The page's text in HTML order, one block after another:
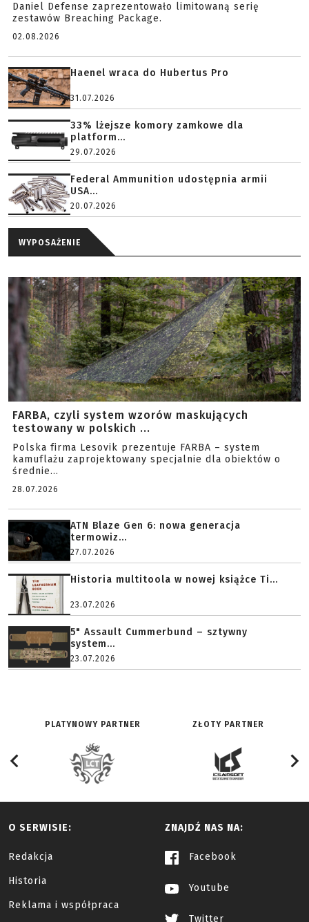
Daniel Defense zaprezentowało limitowaną serię
zestawów Breaching Package.
02.08.2026
Haenel wraca do Hubertus Pro
31.07.2026
33% lżejsze komory zamkowe dla
platform...
29.07.2026
Federal Ammunition udostępnia armii
USA...
20.07.2026
WYPOSAŻENIE
FARBA, czyli system wzorów maskujących
testowany w polskich ...
Polska firma Lesovik prezentuje FARBA – system
kamuflażu zaprojektowany specjalnie dla obiektów o
średnie...
28.07.2026
ATN Blaze Gen 6: nowa generacja
termowiz...
27.07.2026
Historia multitoola w nowej książce Ti...
23.07.2026
5" Assault Cummerbund – sztywny
system...
23.07.2026
PLATYNOWY PARTNER ZŁOTY PARTNER
O SERWISIE:
Redakcja
Historia
Reklama i współpraca
ZNAJDŹ NAS NA:
Facebook
Youtube
Twitter